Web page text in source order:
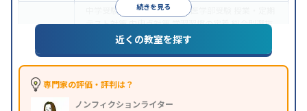
続きを見る
中学受験 高校受験大学受験 医学部受験
テスト対策内申点対策学習習慣の定着総合型選抜
(旧AO)対策 推薦入試対策学校別特化対策
中高一貫校生に対応
可能季節講習のみの受講可
近くの教室を探す
専門家の評価・評判は？
ノンフィクションライター